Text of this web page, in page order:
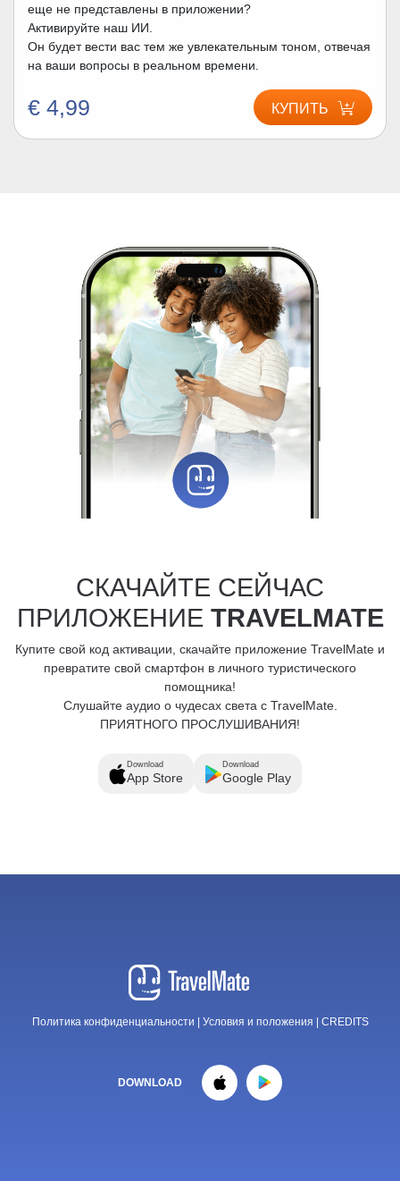
еще не представлены в приложении?
Активируйте наш ИИ.
Он будет вести вас тем же увлекательным тоном, отвечая
на ваши вопросы в реальном времени.
€ 4,99 КУПИТЬ
СКАЧАЙТЕ СЕЙЧАС
ПРИЛОЖЕНИЕ TRAVELMATE
Купите свой код активации, скачайте приложение TravelMate и
превратите свой смартфон в личного туристического
помощника!
Слушайте аудио о чудесах света с TravelMate.
ПРИЯТНОГО ПРОСЛУШИВАНИЯ!
Download
App Store
Download
Google Play
Политика конфиденциальности Условия и положения CREDITS
DOWNLOAD